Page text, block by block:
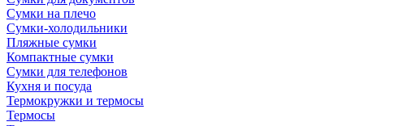
Сумки на плечо
Сумки-холодильники
Пляжные сумки
Компактные сумки
Сумки для телефонов
Кухня и посуда
Термокружки и термосы
Термосы